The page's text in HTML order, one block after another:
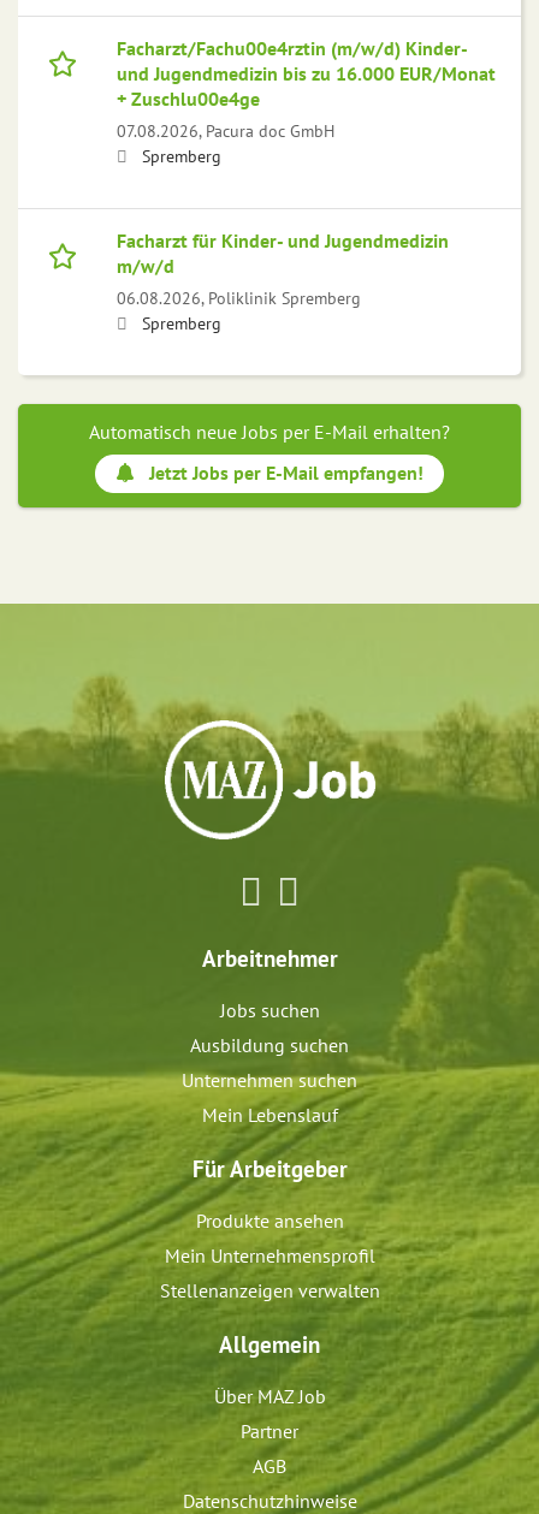
Facharzt/Fachu00e4rztin (m/w/d) Kinder-
und Jugendmedizin bis zu 16.000 EUR/Monat
+ Zuschlu00e4ge
07.08.2026, Pacura doc GmbH
Spremberg
Facharzt für Kinder- und Jugendmedizin
m/w/d
06.08.2026, Poliklinik Spremberg
Spremberg
Automatisch neue Jobs per E-Mail erhalten?
Jetzt Jobs per E-Mail empfangen!
Arbeitnehmer
Jobs suchen
Ausbildung suchen
Unternehmen suchen
Mein Lebenslauf
Für Arbeitgeber
Produkte ansehen
Mein Unternehmensprofil
Stellenanzeigen verwalten
Allgemein
Über MAZ Job
Partner
AGB
Datenschutzhinweise